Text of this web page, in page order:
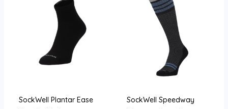
SockWell Plantar Ease
SockWell Speedway